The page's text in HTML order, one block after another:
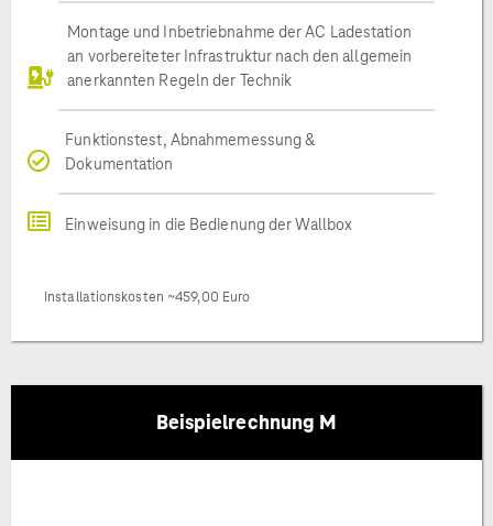
Montage und Inbetriebnahme der AC Ladestation
an vorbereiteter Infrastruktur nach den allgemein
anerkannten Regeln der Technik
Funktionstest, Abnahmemessung &
Dokumentation
Einweisung in die Bedienung der Wallbox
Installationskosten ~459,00 Euro
Beispielrechnung M